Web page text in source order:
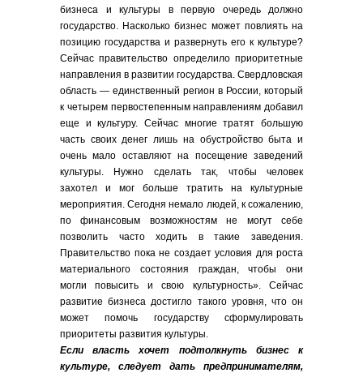
бизнеса и культуры в первую очередь должно
государство. Насколько бизнес может повлиять на
позицию государства и развернуть его к культуре?
Сейчас правительство определило приоритетные
направления в развитии государства. Свердловская
область — единственный регион в России, который
к четырем первостепенным направлениям добавил
еще и культуру. Сейчас многие тратят большую
часть своих денег лишь на обустройство быта и
очень мало оставляют на посещение заведений
культуры. Нужно сделать так, чтобы человек
захотел и мог больше тратить на культурные
мероприятия. Сегодня немало людей, к сожалению,
по финансовым возможностям не могут себе
позволить часто ходить в такие заведения.
Правительство пока не создает условия для роста
материального состояния граждан, чтобы они
могли повысить и свою культурность». Сейчас
развитие бизнеса достигло такого уровня, что он
может помочь государству сформулировать
приоритеты развития культуры.
Если власть хочет подтолкнуть бизнес к
культуре, следует дать предпринимателям,